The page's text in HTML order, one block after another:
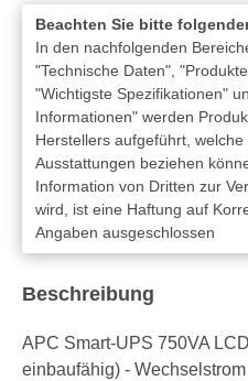
Beachten Sie bitte
In den nachfolgenden
"Technische Daten",
"Wichtigste Spezifikationen"
Informationen" werden
Herstellers aufgeführt,
Ausstattungen beziehen
Information von Dritten zur
wird, ist eine Haftung auf
Angaben ausgeschlossen
Beschreibung
APC Smart-UPS 750VA
einbaufähig) -